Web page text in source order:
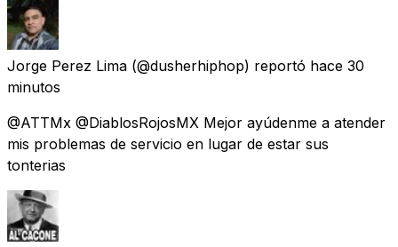
Jorge Perez Lima (@dusherhiphop) reportó hace 30
minutos
@ATTMx @DiablosRojosMX Mejor ayúdenme a atender
mis problemas de servicio en lugar de estar sus
tonterias